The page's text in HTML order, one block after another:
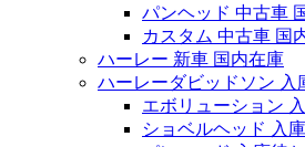
パンヘッド 中古車
カスタム 中古車 国
ハーレー 新車 国内在庫
ハーレーダビッドソン 入
エボリューション
ショベルヘッド 入